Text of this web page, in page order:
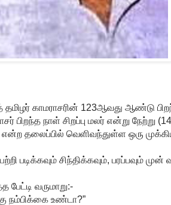
காமராசரின் 123ஆவது ஆண்டு
பிறந்த நாள் சிறப்பு மலர் என்று நேற்று
தலைப்பில் வெளிவந்துள்ள ஒரு
சிந்திக்கவும், பரப்பவும் முன்
வருமாறு:-
நம்பிக்கை உண்டா?”